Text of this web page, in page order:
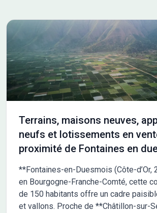
Accompagnement dans le choix et
Construction conforme à la nouvelle RE 2020 Demandez une
étude gratuite et personnalisée de votre
sur ce terrain ! Prix hors frais de notaire.
vu pour vous sous réserve de disponibilité et
notre partenaire foncier. Conditions et
Cette annonce a été créée et diffusée avec
VITAHOME. Contactez Romain ROUMIER au
au 07 45 86 23 12 (Maisons Chênes - Agence
Terrains, maisons neuves,
neufs et lotissements en
proximité de Fontaines en
**Fontaines-en-Duesmois (Côte-d’Or,
en Bourgogne-Franche-Comté, cette
de 150 habitants offre un cadre
et vallons. Proche de **Châtillon-sur-